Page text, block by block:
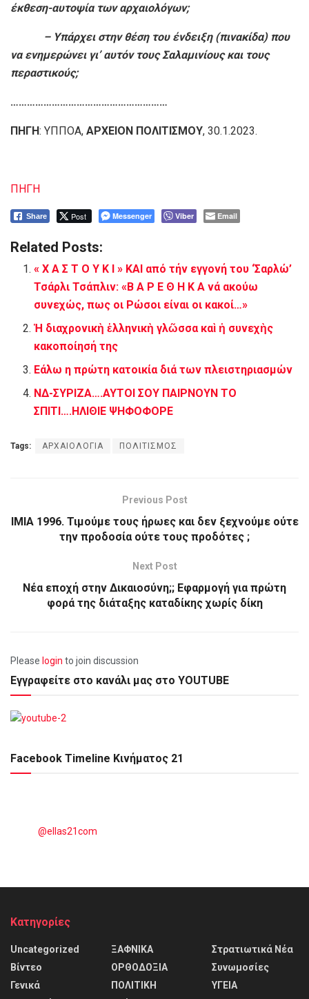
έκθεση-αυτοψία των αρχαιολόγων;
– Υπάρχει στην θέση του ένδειξη (πινακίδα) που
να ενημερώνει γι’ αυτόν τους Σαλαμινίους και τους
περαστικούς;
…………………………………………………
ΠΗΓΗ: ΥΠΠΟΑ, ΑΡΧΕΙΟΝ ΠΟΛΙΤΙΣΜΟΥ, 30.1.2023.
ΠΗΓΗ
Share Post Messenger Viber Email
Related Posts:
« X A Σ T O Y K I » KAI από τήν εγγονή του ‘Σαρλώ’
Τσάρλι Τσάπλιν: «Β Α Ρ Ε Θ Η Κ Α νά ακούω
συνεχώς, πως οι Ρώσοι είναι οι κακοί…»
Ἡ διαχρονικὴ ἑλληνικὴ γλῶσσα καὶ ἡ συνεχὴς
κακοποίησή της
Εάλω η πρώτη κατοικία διά των πλειστηριασμών
ΝΔ-ΣΥΡΙΖΑ….ΑΥΤΟΙ ΣΟΥ ΠΑΙΡΝΟΥΝ ΤΟ
ΣΠΙΤΙ….ΗΛΙΘΙΕ ΨΗΦΟΦΟΡΕ
Tags: ΑΡΧΑΙΟΛΟΓΙΑ ΠΟΛΙΤΙΣΜΟΣ
Previous Post
ΙΜΙΑ 1996. Τιμούμε τους ήρωες και δεν ξεχνούμε ούτε
την προδοσία ούτε τους προδότες ;
Next Post
Νέα εποχή στην Δικαιοσύνη;; Εφαρμογή για πρώτη
φορά της διάταξης καταδίκης χωρίς δίκη
Please login to join discussion
Εγγραφείτε στο κανάλι μας στο YOUTUBE
Facebook Timeline Κινήματος 21
@ellas21com
Kατηγορίες
Uncategorized
Βίντεο
Γενικά
ΞΑΦΝΙΚΑ
ΟΡΘΟΔΟΞΙΑ
ΠΟΛΙΤΙΚΗ
Στρατιωτικά Νέα
Συνωμοσίες
ΥΓΕΙΑ